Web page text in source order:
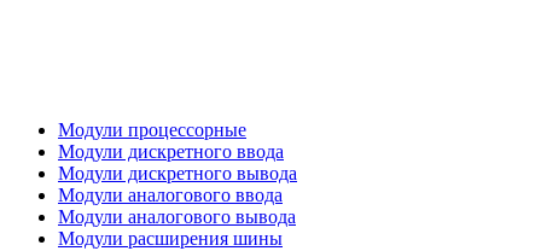
Модули процессорные
Модули дискретного ввода
Модули дискретного вывода
Модули аналогового ввода
Модули аналогового вывода
Модули расширения шины